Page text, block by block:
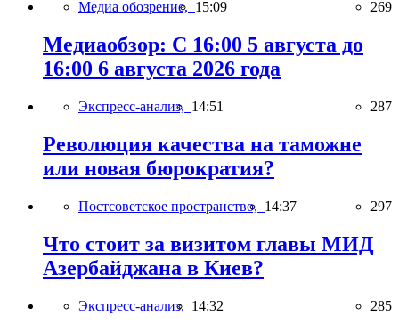
Медиа обозрение, 15:09 269
Медиаобзор: С 16:00 5 августа до
16:00 6 августа 2026 года
Экспресс-анализ, 14:51 287
Революция качества на таможне
или новая бюрократия?
Постсоветское пространство, 14:37 297
Что стоит за визитом главы МИД
Азербайджана в Киев?
Экспресс-анализ, 14:32 285